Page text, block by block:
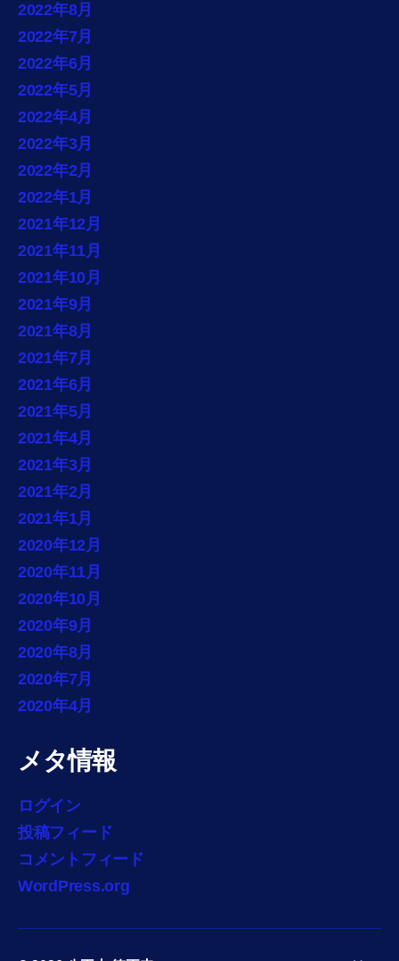
2022年8月
2022年7月
2022年6月
2022年5月
2022年4月
2022年3月
2022年2月
2022年1月
2021年12月
2021年11月
2021年10月
2021年9月
2021年8月
2021年7月
2021年6月
2021年5月
2021年4月
2021年3月
2021年2月
2021年1月
2020年12月
2020年11月
2020年10月
2020年9月
2020年8月
2020年7月
2020年4月
メタ情報
ログイン
投稿フィード
コメントフィード
WordPress.org